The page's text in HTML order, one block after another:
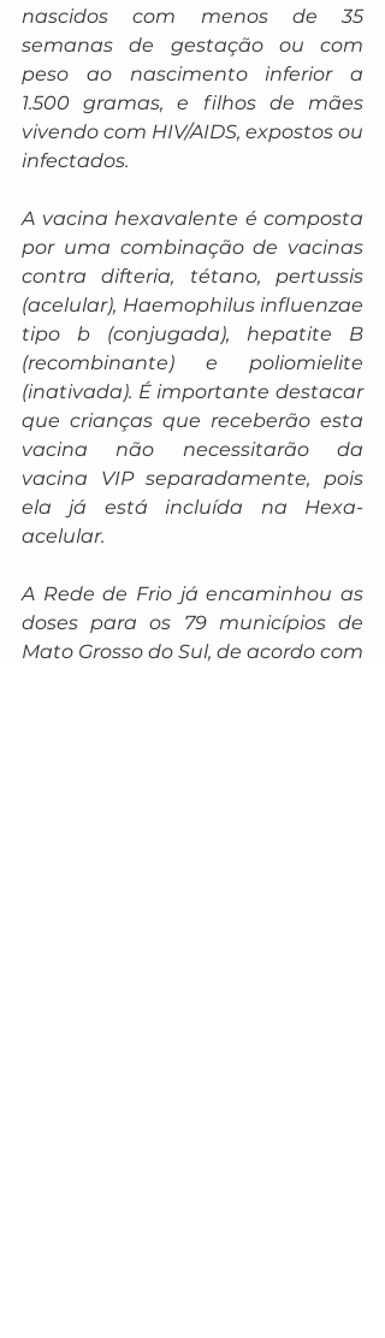
nascidos com menos de 35
semanas de gestação ou com
peso ao nascimento inferior a
1.500 gramas, e filhos de mães
vivendo com HIV/AIDS, expostos ou
infectados.
A vacina hexavalente é composta
por uma combinação de vacinas
contra difteria, tétano, pertussis
(acelular), Haemophilus influenzae
tipo b (conjugada), hepatite B
(recombinante) e poliomielite
(inativada). É importante destacar
que crianças que receberão esta
vacina não necessitarão da
vacina VIP separadamente, pois
ela já está incluída na Hexa-
acelular.
A Rede de Frio já encaminhou as
doses para os 79 municípios de
Mato Grosso do Sul, de acordo com